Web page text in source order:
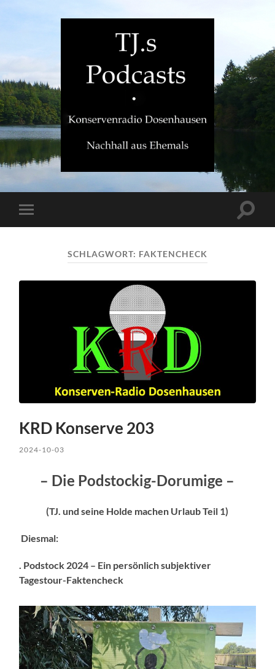
TJ.s
Mobile-
Menü
SCHLAGWORT: FAKTENCHECK
KRD Konserve 203
2024-10-03
– Die Podstockig-Dorumige –
(TJ. und seine Holde machen Urlaub Teil 1)
Diesmal:
. Podstock 2024 – Ein persönlich subjektiver
Tagestour-Faktencheck